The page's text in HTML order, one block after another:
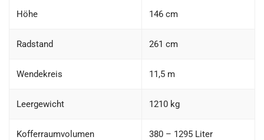
Höhe 146 cm
Radstand 261 cm
Wendekreis 11,5 m
Leergewicht 1210 kg
Kofferraumvolumen 380 – 1295 Liter